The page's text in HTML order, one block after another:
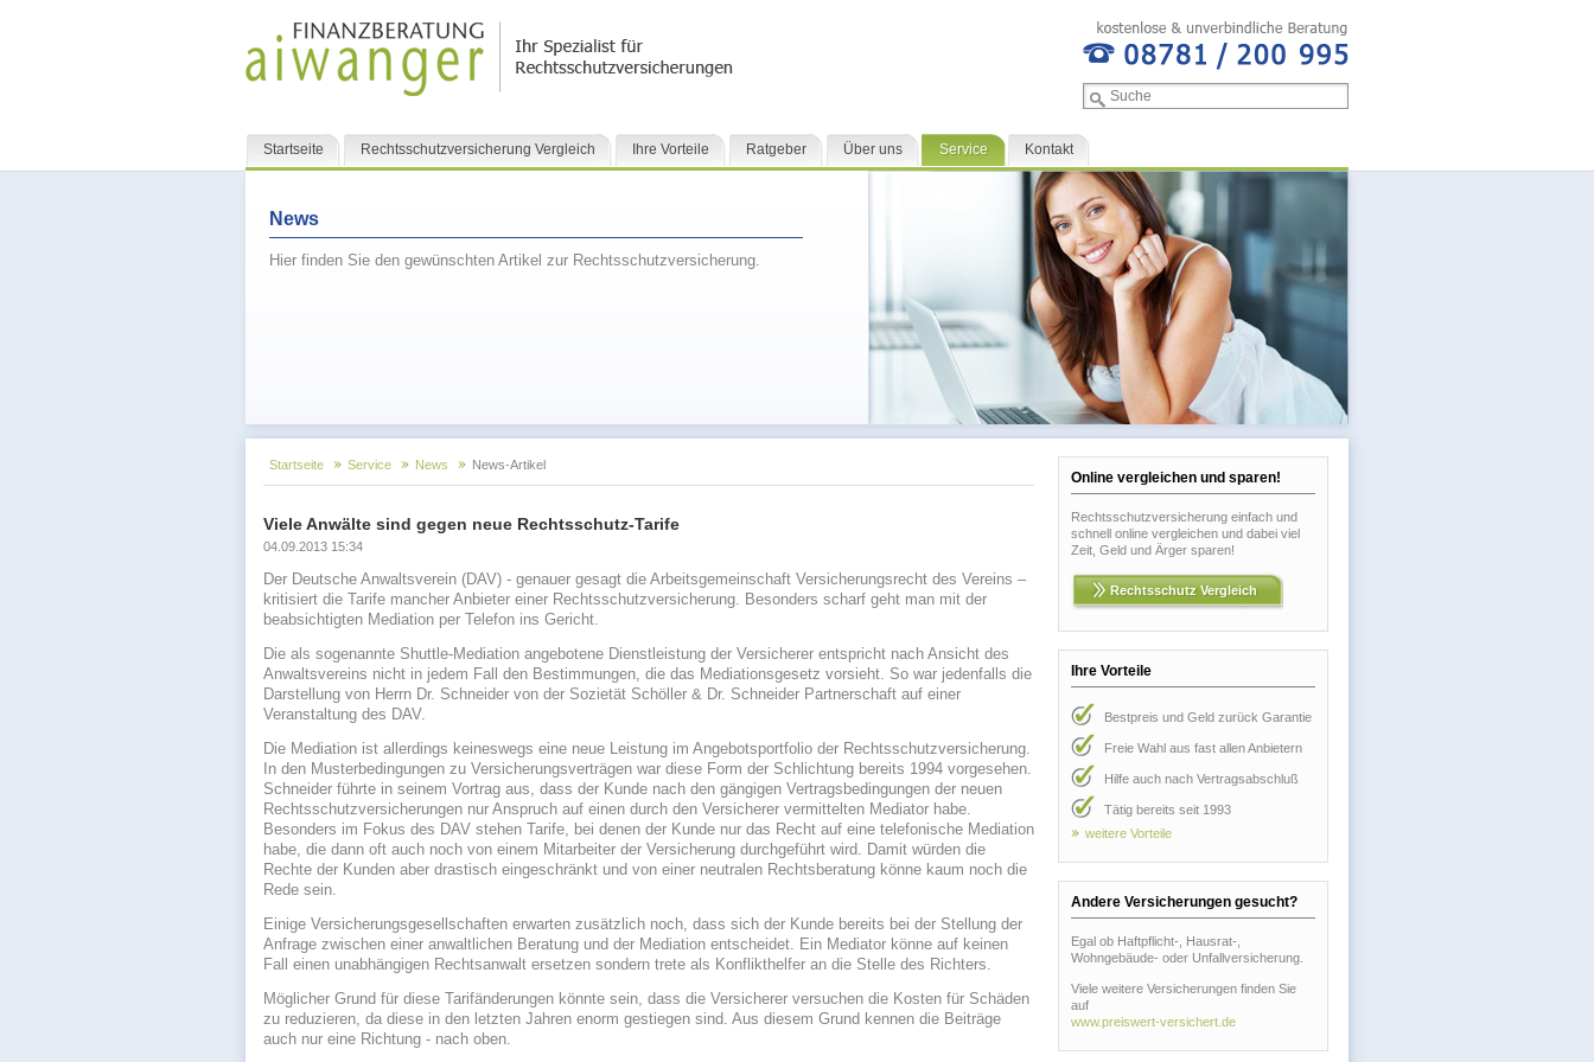
Navigation
überspringen
Startseite Rechtsschutzversicherung Vergleich Ihre Vorteile Ratgeber Über uns Service Kontakt
News
Hier finden Sie den gewünschten Artikel zur Rechtsschutzversicherung.
Startseite Service News News-Artikel
Viele Anwälte sind gegen neue Rechtsschutz-Tarife
04.09.2013 15:34
Der Deutsche Anwaltsverein (DAV) - genauer gesagt die Arbeitsgemeinschaft Versicherungsrecht des Vereins –
kritisiert die Tarife mancher Anbieter einer Rechtsschutzversicherung. Besonders scharf geht man mit der
beabsichtigten Mediation per Telefon ins Gericht.
Die als sogenannte Shuttle-Mediation angebotene Dienstleistung der Versicherer entspricht nach Ansicht des
Anwaltsvereins nicht in jedem Fall den Bestimmungen, die das Mediationsgesetz vorsieht. So war jedenfalls die
Darstellung von Herrn Dr. Schneider von der Sozietät Schöller & Dr. Schneider Partnerschaft auf einer
Veranstaltung des DAV.
Die Mediation ist allerdings keineswegs eine neue Leistung im Angebotsportfolio der Rechtsschutzversicherung.
In den Musterbedingungen zu Versicherungsverträgen war diese Form der Schlichtung bereits 1994 vorgesehen.
Schneider führte in seinem Vortrag aus, dass der Kunde nach den gängigen Vertragsbedingungen der neuen
Rechtsschutzversicherungen nur Anspruch auf einen durch den Versicherer vermittelten Mediator habe.
Besonders im Fokus des DAV stehen Tarife, bei denen der Kunde nur das Recht auf eine telefonische Mediation
habe, die dann oft auch noch von einem Mitarbeiter der Versicherung durchgeführt wird. Damit würden die
Rechte der Kunden aber drastisch eingeschränkt und von einer neutralen Rechtsberatung könne kaum noch die
Rede sein.
Einige Versicherungsgesellschaften erwarten zusätzlich noch, dass sich der Kunde bereits bei der Stellung der
Anfrage zwischen einer anwaltlichen Beratung und der Mediation entscheidet. Ein Mediator könne auf keinen
Fall einen unabhängigen Rechtsanwalt ersetzen sondern trete als Konflikthelfer an die Stelle des Richters.
Möglicher Grund für diese Tarifänderungen könnte sein, dass die Versicherer versuchen die Kosten für Schäden
zu reduzieren, da diese in den letzten Jahren enorm gestiegen sind. Aus diesem Grund kennen die Beiträge
auch nur eine Richtung - nach oben.
Online vergleichen und sparen!
Rechtsschutzversicherung einfach und
schnell online vergleichen und dabei viel
Zeit, Geld und Ärger sparen!
Rechtsschutz Vergleich
Ihre Vorteile
Bestpreis und Geld zurück Garantie
Freie Wahl aus fast allen Anbietern
Hilfe auch nach Vertragsabschluß
Tätig bereits seit 1993
weitere Vorteile
Andere Versicherungen gesucht?
Egal ob Haftpflicht-, Hausrat-,
Wohngebäude- oder Unfallversicherung.
Viele weitere Versicherungen finden Sie
auf
www.preiswert-versichert.de